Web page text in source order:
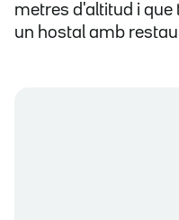
metres d'altitud i
un hostal amb